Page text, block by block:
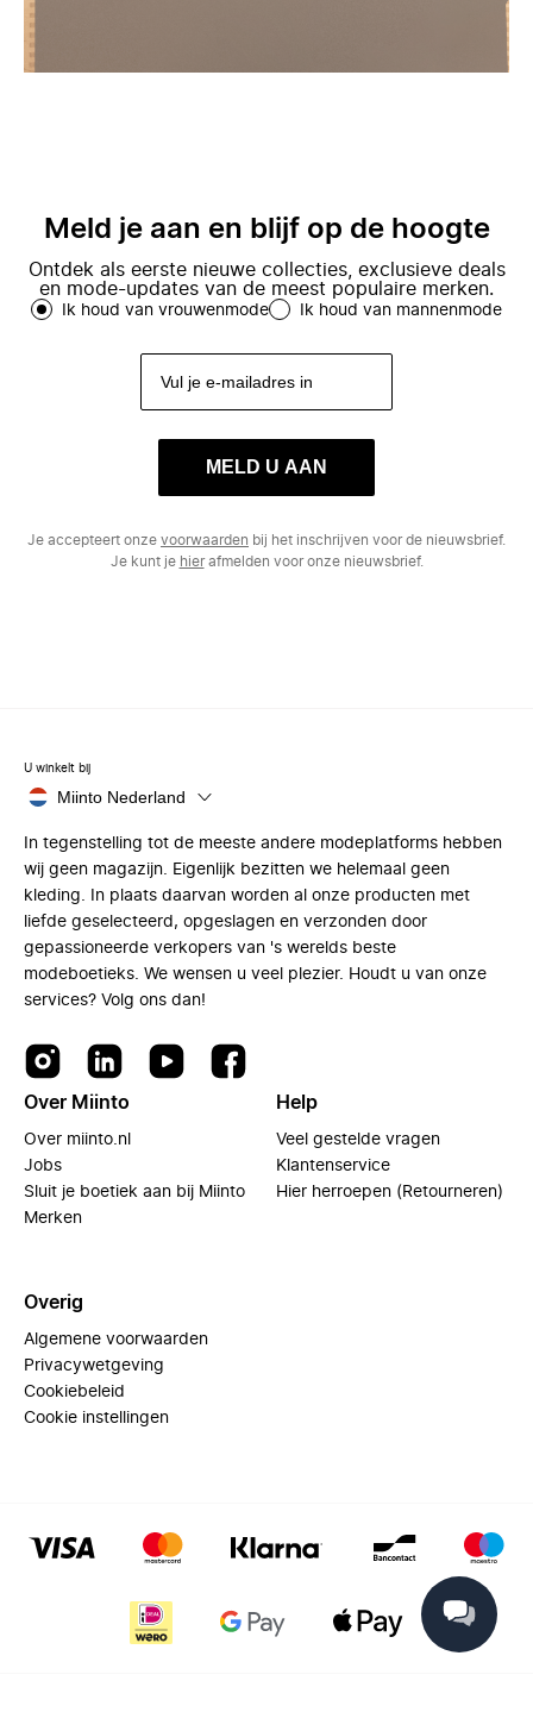
Meld je aan en blijf op de hoogte
Ontdek als eerste nieuwe collecties, exclusieve deals
en mode-updates van de meest populaire merken.
Ik houd van vrouwenmode Ik houd van mannenmode
MELD U AAN
Je accepteert onze voorwaarden bij het inschrijven voor de nieuwsbrief.
Je kunt je hierafmelden voor onze nieuwsbrief.
U winkelt bij
Miinto Nederland
In tegenstelling tot de meeste andere modeplatforms hebben
wij geen magazijn. Eigenlijk bezitten we helemaal geen
kleding. In plaats daarvan worden al onze producten met
liefde geselecteerd, opgeslagen en verzonden door
gepassioneerde verkopers van 's werelds beste
modeboetieks. We wensen u veel plezier. Houdt u van onze
services? Volg ons dan!
Over Miinto
Over miinto.nl
Jobs
Sluit je boetiek aan bij Miinto
Merken
Help
Veel gestelde vragen
Klantenservice
Hier herroepen (Retourneren)
Overig
Algemene voorwaarden
Privacywetgeving
Cookiebeleid
Cookie instellingen